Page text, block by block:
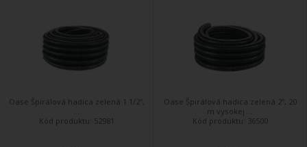
Oase Špirálová hadica zelená 1 1/2",
Kód produktu: 52981
Oase Špirálová hadica zelená 2", 20
m vysokej ...
Kód produktu: 36500